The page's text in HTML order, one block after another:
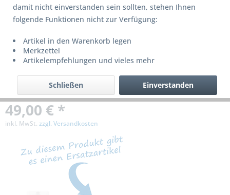
Dieses Produkt wird nicht mehr produziert
bzw. ist nicht mehr lieferbar!
49,00 € *
inkl. MwSt. zzgl. Versandkosten
damit nicht einverstanden sein sollten, stehen Ihnen
folgende Funktionen nicht zur Verfügung:
Artikel in den Warenkorb legen
Merkzettel
Artikelempfehlungen und vieles mehr
Einverstanden
Schließen